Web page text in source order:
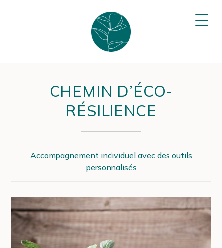
Sophie
Plumey
–
Psychologue
LE
CHEMIN D’ÉCO-
RÉSILIENCE
Accompagnement individuel avec des outils
personnalisés